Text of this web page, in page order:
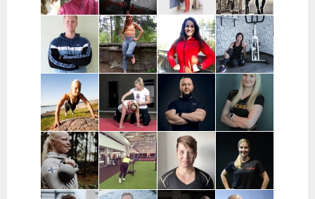
Kati Raittinen
| Turku, Raisio,
Mynämäki,
Masku,
Nousiainen
Jenna Hakala
| Turku ja
Varsinais-
Suomi
Leinimaa |
Hyvinkää,
Hausjärvi,
Riihimäki
Christin
Moritz |
Helsinki,
Espoo ja
Vantaa
Samuli
Huttunen |
Porvoo ja
lähialueet
Janette
Latva-
Valkama |
Tampere ja
lähialueet
Sofia Kuisti-
Rannanjärvi |
Seinäjoki ja
etä
Jenni Harala |
Keski-Uusimaa ja
Pääkaupunkiseutu
Mira Auvinen
| Helsinki
Marika Uoti |
Helsinki ja
Vantaa
Markus
Paajala |
Helsinki,
Espoo ja
Vantaa
Sanni
Nevalainen |
Ylöjärvi